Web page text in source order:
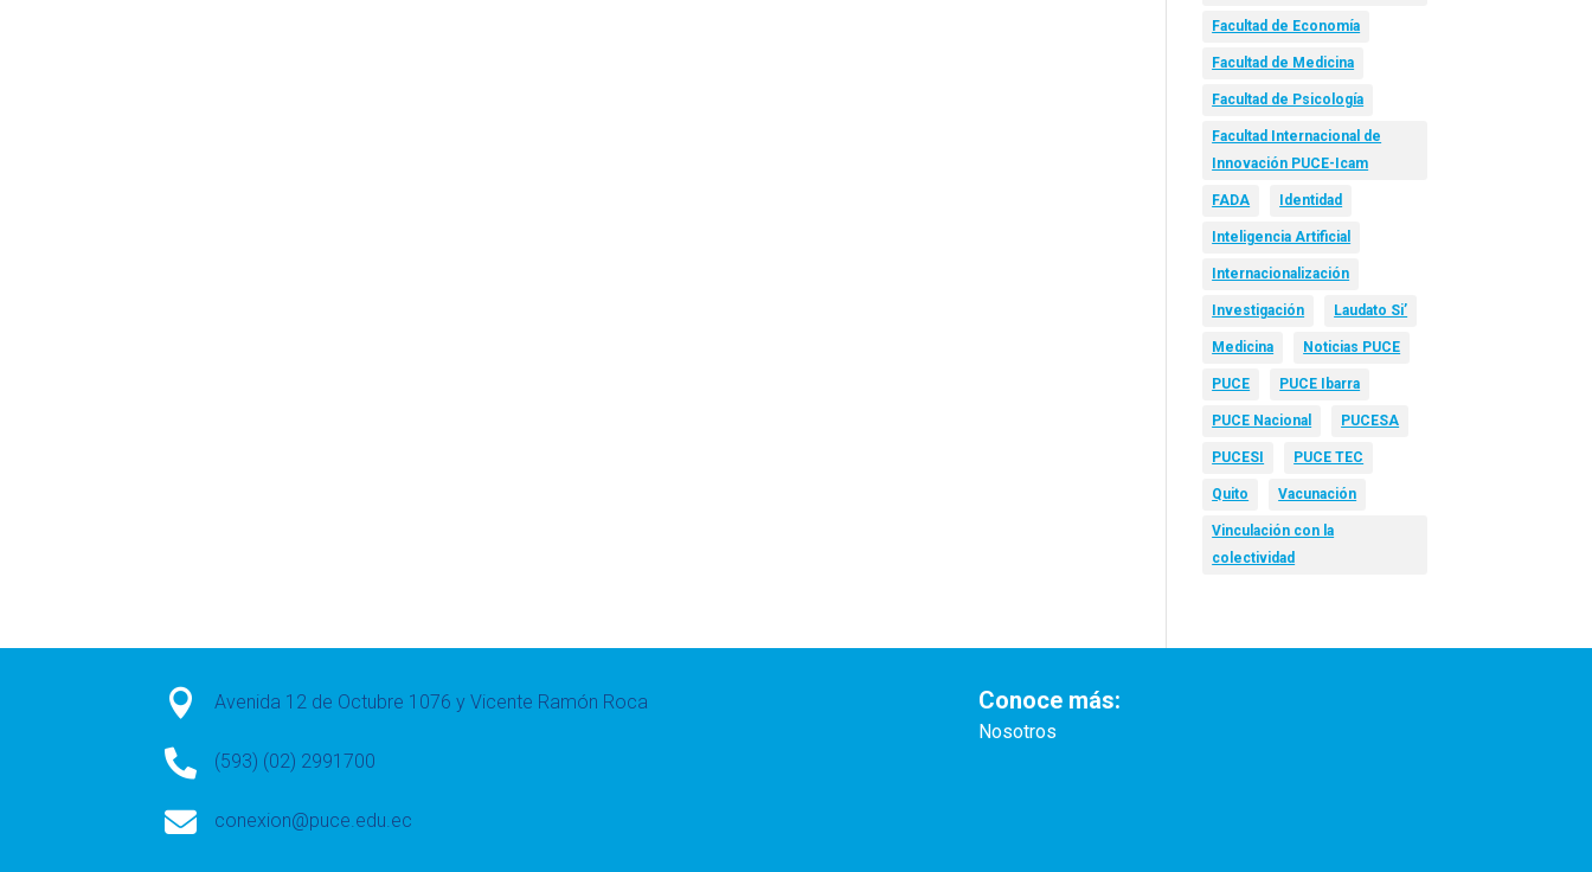
Facultad de Economía
Facultad de Medicina
Facultad de Psicología
Facultad Internacional de
Innovación PUCE-Icam
FADA Identidad
Inteligencia Artificial
Internacionalización
Investigación Laudato Si’
Medicina Noticias PUCE
PUCE PUCE Ibarra
PUCE Nacional PUCESA
PUCESI PUCE TEC
Quito Vacunación
Vinculación con la
colectividad
 Avenida 12 de Octubre 1076 y Vicente Ramón Roca
 (593) (02) 2991700
 conexion@puce.edu.ec
Conoce más:
Nosotros